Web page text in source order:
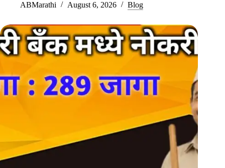
ABMarathi
August 6, 2026 Blog